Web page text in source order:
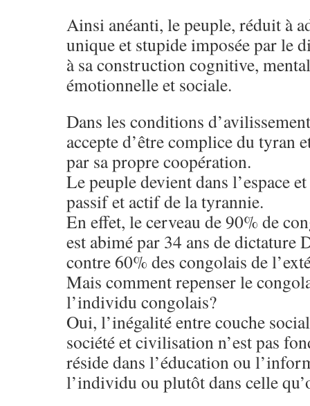
Ainsi anéanti, le peuple, réduit à
unique et stupide imposée par le
à sa construction cognitive,
émotionnelle et sociale.
Dans les conditions
accepte d’être complice du tyran
par sa propre coopération.
Le peuple devient dans l’espace
passif et actif de la tyrannie.
En effet, le cerveau de 90% de
est abimé par 34 ans de dictature
contre 60% des congolais de
Mais comment repenser le
l’individu congolais?
Oui, l’inégalité entre couche
société et civilisation n’est pas
réside dans l’éducation ou
l’individu ou plutôt dans celle